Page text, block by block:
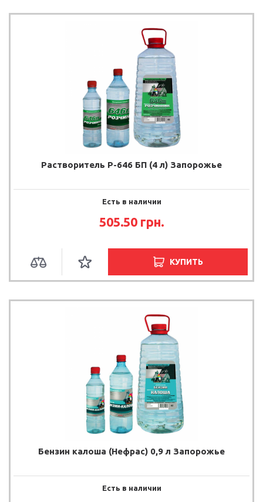
Растворитель Р-646 БП (4 л) Запорожье
Есть в наличии
505.50 грн.
КУПИТЬ
Бензин калоша (Нефрас) 0,9 л Запорожье
Есть в наличии